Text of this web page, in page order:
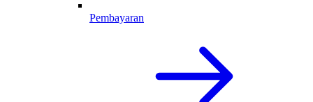
Pembayaran